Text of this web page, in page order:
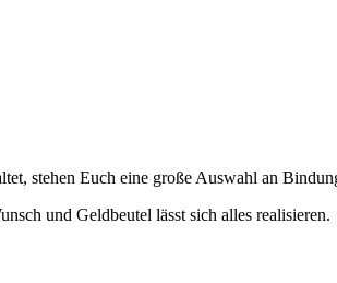
stehen Euch eine große Auswahl an
und Geldbeutel lässt sich alles realisieren.